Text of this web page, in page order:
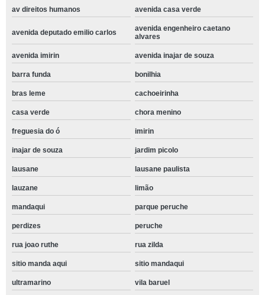
av direitos humanos avenida casa verde
avenida deputado emilio carlos
avenida engenheiro caetano
alvares
avenida imirin avenida inajar de souza
barra funda bonilhia
bras leme cachoeirinha
casa verde chora menino
freguesia do ó imirin
inajar de souza jardim picolo
lausane lausane paulista
lauzane limão
mandaqui parque peruche
perdizes peruche
rua joao ruthe rua zilda
sitio manda aqui sitio mandaqui
ultramarino vila baruel